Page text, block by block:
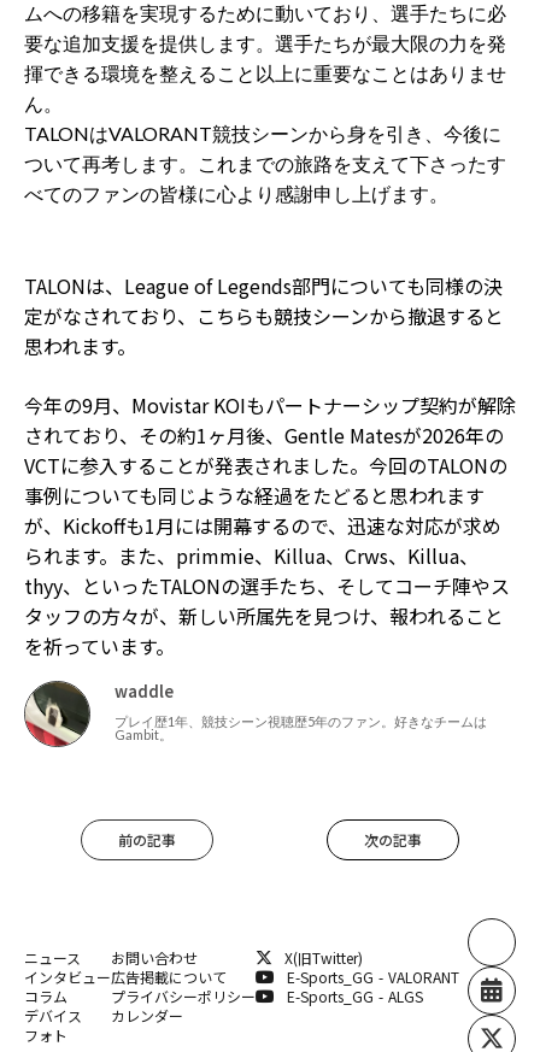
ムへの移籍を実現するために動いており、選手たちに必
要な追加支援を提供します。選手たちが最大限の力を発
揮できる環境を整えること以上に重要なことはありませ
ん。
TALONはVALORANT競技シーンから身を引き、今後に
ついて再考します。これまでの旅路を支えて下さったす
べてのファンの皆様に心より感謝申し上げます。
TALONは、League of Legends部門についても同様の決
定がなされており、こちらも競技シーンから撤退すると
思われます。
今年の9月、Movistar KOIもパートナーシップ契約が解除
されており、その約1ヶ月後、Gentle Matesが2026年の
VCTに参入することが発表されました。今回のTALONの
事例についても同じような経過をたどると思われます
が、Kickoffも1月には開幕するので、迅速な対応が求め
られます。また、primmie、Killua、Crws、Killua、
thyy、といったTALONの選手たち、そしてコーチ陣やス
タッフの方々が、新しい所属先を見つけ、報われること
を祈っています。
waddle
プレイ歴1年、競技シーン視聴歴5年のファン。好きなチームは
Gambit。
前の記事 次の記事
ニュース
インタビュー
コラム
デバイス
フォト
お問い合わせ
広告掲載について
プライバシーポリシー
カレンダー
X(旧Twitter)
E-Sports_GG - VALORANT
E-Sports_GG - ALGS